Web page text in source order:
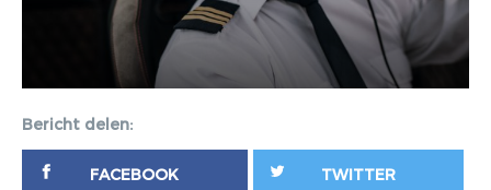
Bericht delen:
FACEBOOK TWITTER